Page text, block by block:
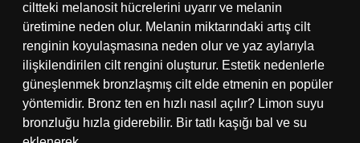
ciltteki melanosit hücrelerini uyarır ve melanin
üretimine neden olur. Melanin miktarındaki artış cilt
renginin koyulaşmasına neden olur ve yaz aylarıyla
ilişkilendirilen cilt rengini oluşturur. Estetik nedenlerle
güneşlenmek bronzlaşmış cilt elde etmenin en popüler
yöntemidir. Bronz ten en hızlı nasıl açılır? Limon suyu
bronzluğu hızla giderebilir. Bir tatlı kaşığı bal ve su